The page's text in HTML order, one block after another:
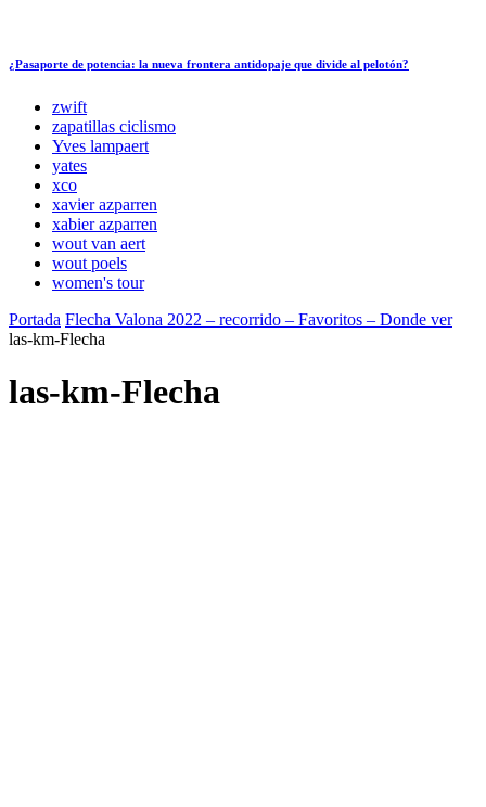
¿Pasaporte de potencia: la nueva frontera antidopaje que divide al pelotón?
zwift
zapatillas ciclismo
Yves lampaert
yates
xco
xavier azparren
xabier azparren
wout van aert
wout poels
women's tour
Portada Flecha Valona 2022 – recorrido – Favoritos – Donde ver
las-km-Flecha
las-km-Flecha